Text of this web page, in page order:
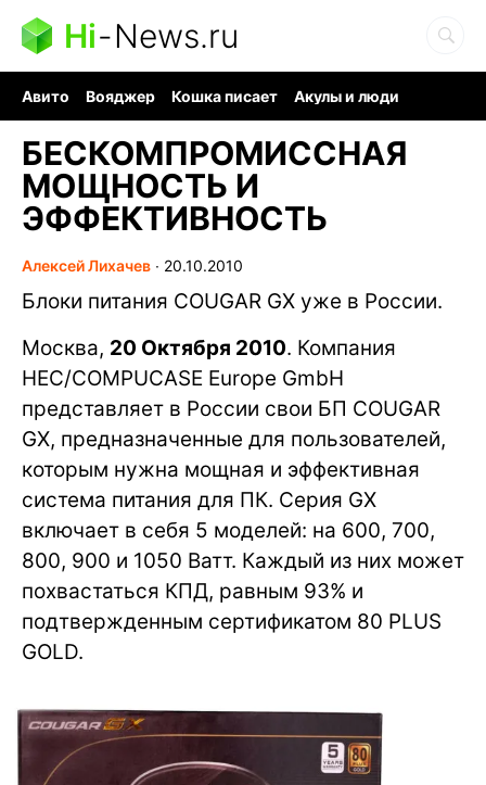
Hi-News.ru
Авито Вояджер Кошка писает
Акулы и люди
БЕСКОМПРОМИССНАЯ
МОЩНОСТЬ И
ЭФФЕКТИВНОСТЬ
Алексей Лихачев ∙ 20.10.2010
Блоки питания COUGAR GX уже в России.
Москва, 20 Октября 2010. Компания
HEC/COMPUCASE Europe GmbH
представляет в России свои БП COUGAR
GX, предназначенные для пользователей,
которым нужна мощная и эффективная
система питания для ПК. Серия GX
включает в себя 5 моделей: на 600, 700,
800, 900 и 1050 Ватт. Каждый из них может
похвастаться КПД, равным 93% и
подтвержденным сертификатом 80 PLUS
GOLD.